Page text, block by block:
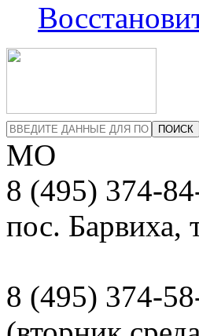
ПОИСК
МО
8 (495) 374-
пос. Барвиха,
8 (495) 374-